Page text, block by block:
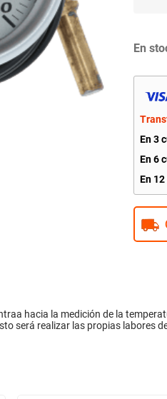
inyección
refrigeración
En
En3
En6
En 12
hacia la medición de la
será realizar las propias
c4